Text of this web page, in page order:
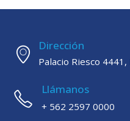
Dirección
Palacio Riesco
Llámanos
+ 562 2597 0000